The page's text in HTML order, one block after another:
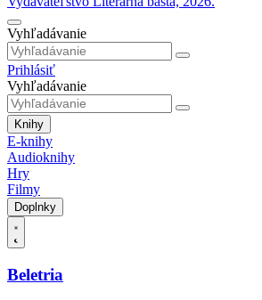
Vyhľadávanie
Prihlásiť
Vyhľadávanie
Knihy
E-knihy
Audioknihy
Hry
Filmy
Doplnky
Beletria